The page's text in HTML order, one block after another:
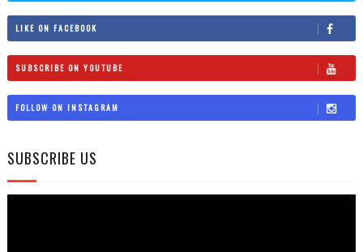
LIKE ON FACEBOOK
SUBSCRIBE ON YOUTUBE
FOLLOW ON INSTAGRAM
SUBSCRIBE US